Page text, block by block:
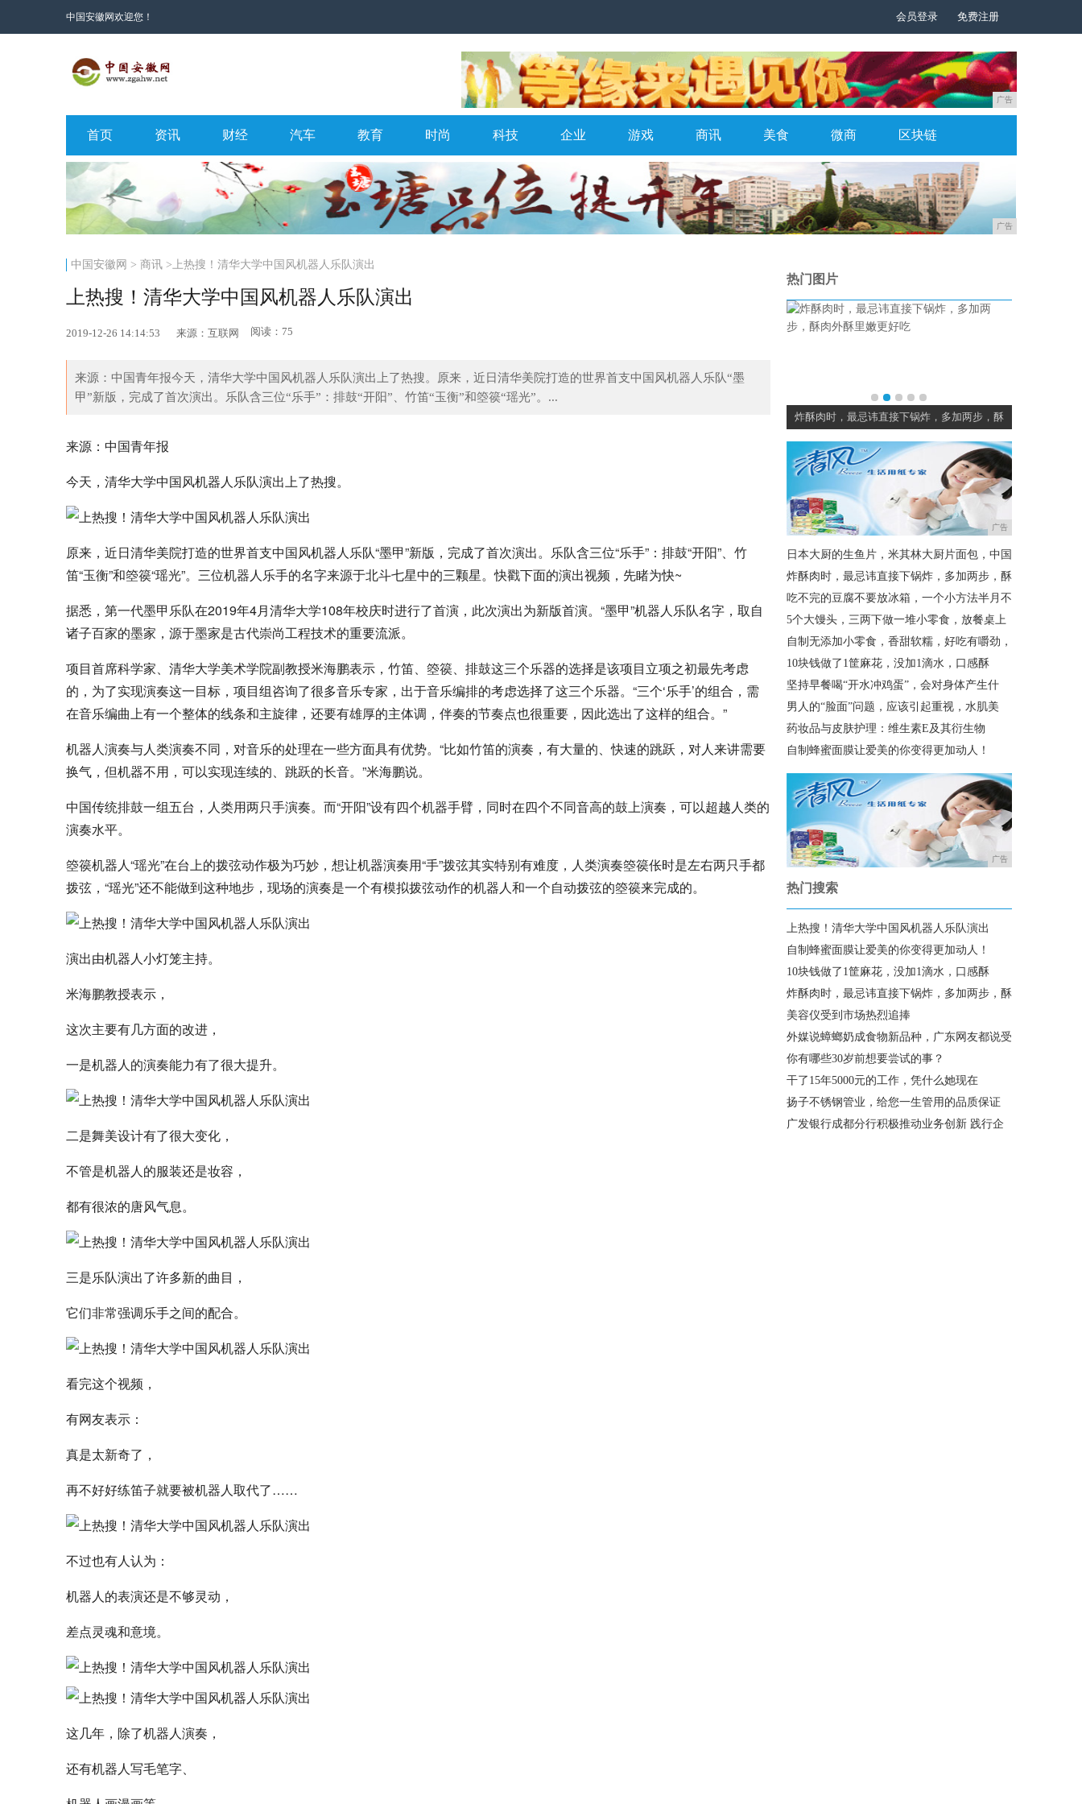
中国安徽网欢迎您！ 会员登录 免费注册
广告
首页 资讯 财经 汽车 教育 时尚 科技 企业 游戏 商讯 美食 微商 区块链
广告
中国安徽网 > 商讯>上热搜！清华大学中国风机器人乐队演出
上热搜！清华大学中国风机器人乐队演出
2019-12-26 14:14:53 来源：互联网 阅读：75
来源：中国青年报今天，清华大学中国风机器人乐队演出上了热搜。原来，近日清华美院打造的世界首支中国风机器人乐队“墨
甲”新版，完成了首次演出。乐队含三位“乐手”：排鼓“开阳”、竹笛“玉衡”和箜篌“瑶光”。...
来源：中国青年报
今天，清华大学中国风机器人乐队演出上了热搜。
原来，近日清华美院打造的世界首支中国风机器人乐队“墨甲”新版，完成了首次演出。乐队含三位“乐手”：排鼓“开阳”、竹
笛“玉衡”和箜篌“瑶光”。三位机器人乐手的名字来源于北斗七星中的三颗星。快戳下面的演出视频，先睹为快~
据悉，第一代墨甲乐队在2019年4月清华大学108年校庆时进行了首演，此次演出为新版首演。“墨甲”机器人乐队名字，取自
诸子百家的墨家，源于墨家是古代崇尚工程技术的重要流派。
项目首席科学家、清华大学美术学院副教授米海鹏表示，竹笛、箜篌、排鼓这三个乐器的选择是该项目立项之初最先考虑
的，为了实现演奏这一目标，项目组咨询了很多音乐专家，出于音乐编排的考虑选择了这三个乐器。“三个‘乐手’的组合，需
在音乐编曲上有一个整体的线条和主旋律，还要有雄厚的主体调，伴奏的节奏点也很重要，因此选出了这样的组合。”
机器人演奏与人类演奏不同，对音乐的处理在一些方面具有优势。“比如竹笛的演奏，有大量的、快速的跳跃，对人来讲需要
换气，但机器不用，可以实现连续的、跳跃的长音。”米海鹏说。
中国传统排鼓一组五台，人类用两只手演奏。而“开阳”设有四个机器手臂，同时在四个不同音高的鼓上演奏，可以超越人类的
演奏水平。
箜篌机器人“瑶光”在台上的拨弦动作极为巧妙，想让机器演奏用“手”拨弦其实特别有难度，人类演奏箜篌伥时是左右两只手都
拨弦，“瑶光”还不能做到这种地步，现场的演奏是一个有模拟拨弦动作的机器人和一个自动拨弦的箜篌来完成的。
演出由机器人小灯笼主持。
米海鹏教授表示，
这次主要有几方面的改进，
一是机器人的演奏能力有了很大提升。
二是舞美设计有了很大变化，
不管是机器人的服装还是妆容，
都有很浓的唐风气息。
三是乐队演出了许多新的曲目，
它们非常强调乐手之间的配合。
看完这个视频，
有网友表示：
真是太新奇了，
再不好好练笛子就要被机器人取代了……
不过也有人认为：
机器人的表演还是不够灵动，
差点灵魂和意境。
这几年，除了机器人演奏，
还有机器人写毛笔字、
热门图片
炸酥肉时，最忌讳直接下锅炸，多加两步，酥
广告
日本大厨的生鱼片，米其林大厨片面包，中国
炸酥肉时，最忌讳直接下锅炸，多加两步，酥
吃不完的豆腐不要放冰箱，一个小方法半月不
5个大馒头，三两下做一堆小零食，放餐桌上
自制无添加小零食，香甜软糯，好吃有嚼劲，
10块钱做了1筐麻花，没加1滴水，口感酥
坚持早餐喝“开水冲鸡蛋”，会对身体产生什
男人的“脸面”问题，应该引起重视，水肌美
药妆品与皮肤护理：维生素E及其衍生物
自制蜂蜜面膜让爱美的你变得更加动人！
广告
热门搜索
上热搜！清华大学中国风机器人乐队演出
自制蜂蜜面膜让爱美的你变得更加动人！
10块钱做了1筐麻花，没加1滴水，口感酥
炸酥肉时，最忌讳直接下锅炸，多加两步，酥
美容仪受到市场热烈追捧
外媒说蟑螂奶成食物新品种，广东网友都说受
你有哪些30岁前想要尝试的事？
干了15年5000元的工作，凭什么她现在
扬子不锈钢管业，给您一生管用的品质保证
广发银行成都分行积极推动业务创新 践行企